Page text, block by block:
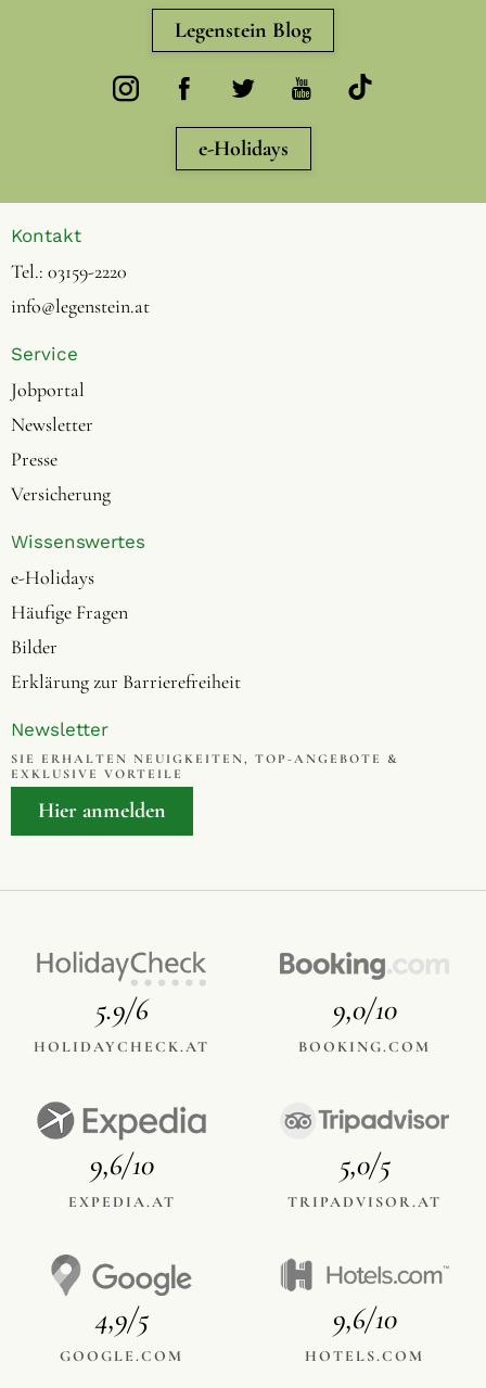
Legenstein Blog
e-Holidays
Kontakt
Tel.: 03159-2220
info@legenstein.at
Service
Jobportal
Newsletter
Presse
Versicherung
Wissenswertes
e-Holidays
Häufige Fragen
Bilder
Erklärung zur Barrierefreiheit
Newsletter
SIE ERHALTEN NEUIGKEITEN, TOP-ANGEBOTE &
EXKLUSIVE VORTEILE
Hier anmelden
5.9/6
HOLIDAYCHECK.AT
9,0/10
BOOKING.COM
9,6/10
EXPEDIA.AT
5,0/5
TRIPADVISOR.AT
4,9/5
GOOGLE.COM
9,6/10
HOTELS.COM